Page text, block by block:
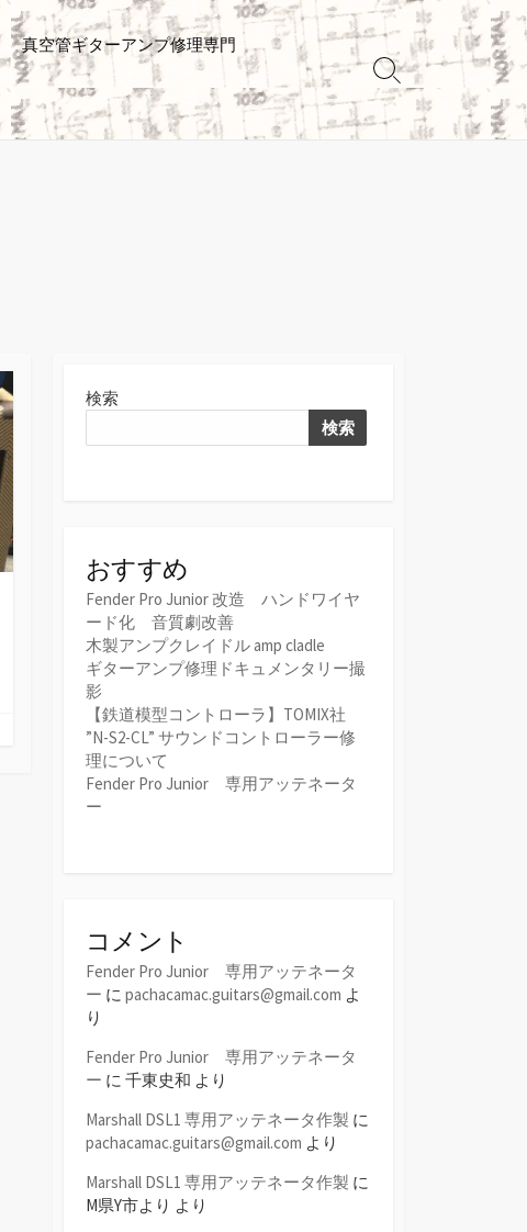
真空管ギターアンプ修理専門
検
索
切
検索
検索
おすすめ
Fender Pro Junior 改造 ハンドワイヤ
ード化 音質劇改善
木製アンプクレイドル amp cladle
ギターアンプ修理ドキュメンタリー撮
影
【鉄道模型コントローラ】TOMIX社
”N-S2-CL” サウンドコントローラー修
理について
Fender Pro Junior 専用アッテネータ
ー
コメント
Fender Pro Junior 専用アッテネータ
ー に pachacamac.guitars@gmail.com よ
り
Fender Pro Junior 専用アッテネータ
ー に 千東史和 より
Marshall DSL1 専用アッテネータ作製 に
pachacamac.guitars@gmail.com より
Marshall DSL1 専用アッテネータ作製 に
M県Y市より より